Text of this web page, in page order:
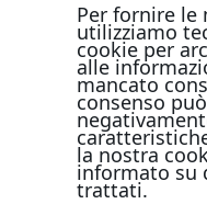
Per fornire le
utilizziamo
cookie per
alle
mancato
consenso
la nostra
informato su
trattati.